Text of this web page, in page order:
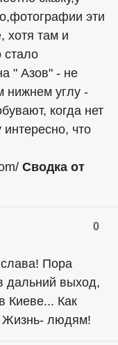
эти
хотя там и
стало
" Азов" - не
нижнем углу -
когда нет
что
Сводка от
0
Пора
дальний выход,
Киеве... Как
Жизнь- людям!